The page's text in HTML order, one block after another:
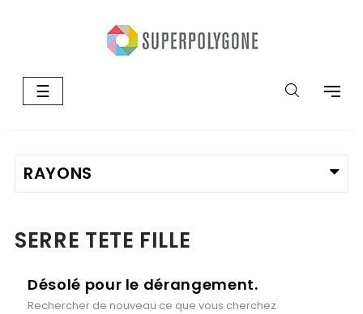
Basculer
la
☰
SERRE TETE FILLE
Désolé pour le dérangement.
Rechercher de nouveau ce que vous cherchez